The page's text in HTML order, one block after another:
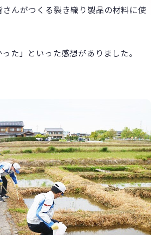
んがつくる裂き織り製品の材料に使
」といった感想がありました。